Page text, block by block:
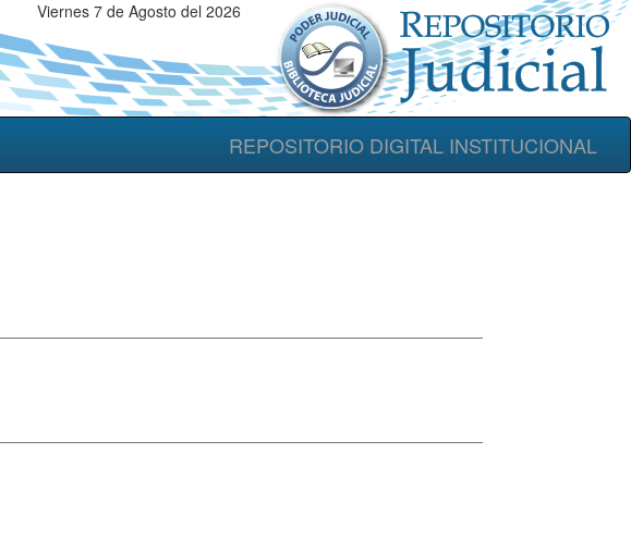
Viernes 7 de Agosto del 2026
REPOSITORIO DIGITAL INSTITUCIONAL